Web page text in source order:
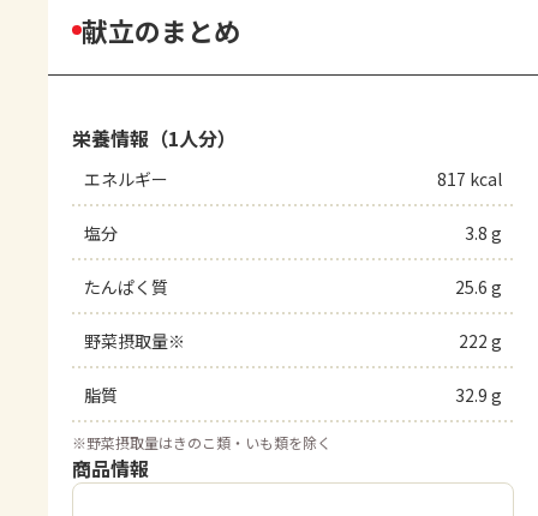
献立のまとめ
栄養情報（1人分）
エネルギー 817 kcal
塩分 3.8 g
たんぱく質 25.6 g
野菜摂取量※ 222 g
脂質 32.9 g
※野菜摂取量はきのこ類・いも類を除く
商品情報